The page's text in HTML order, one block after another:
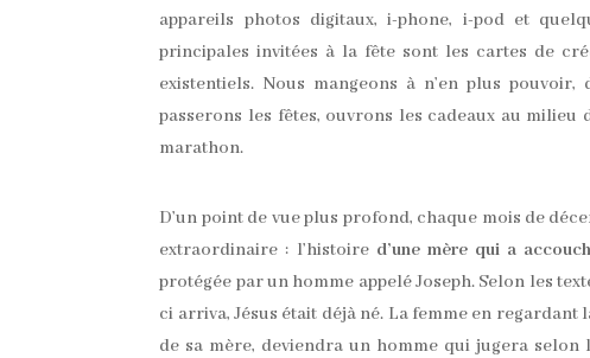
appareils photos digitaux, i-phone, i-pod et
principales invitées à la fête sont les cartes de
existentiels. Nous mangeons à n’en plus
passerons les fêtes, ouvrons les cadeaux au
marathon.
D’un point de vue plus profond, chaque mois de
extraordinaire : l’histoire d’une mère qui a
protégée par un homme appelé Joseph. Selon les
ci arriva, Jésus était déjà né. La femme en regardant
de sa mère, deviendra un homme qui jugera